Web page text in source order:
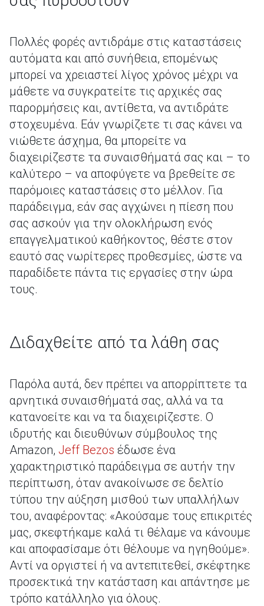
Πολλές φορές αντιδράμε στις καταστάσεις
αυτόματα και από συνήθεια, επομένως
μπορεί να χρειαστεί λίγος χρόνος μέχρι να
μάθετε να συγκρατείτε τις αρχικές σας
παρορμήσεις και, αντίθετα, να αντιδράτε
στοχευμένα. Εάν γνωρίζετε τι σας κάνει να
νιώθετε άσχημα, θα μπορείτε να
διαχειρίζεστε τα συναισθήματά σας και – το
καλύτερο – να αποφύγετε να βρεθείτε σε
παρόμοιες καταστάσεις στο μέλλον. Για
παράδειγμα, εάν σας αγχώνει η πίεση που
σας ασκούν για την ολοκλήρωση ενός
επαγγελματικού καθήκοντος, θέστε στον
εαυτό σας νωρίτερες προθεσμίες, ώστε να
παραδίδετε πάντα τις εργασίες στην ώρα
τους.
Διδαχθείτε από τα λάθη σας
Παρόλα αυτά, δεν πρέπει να απορρίπτετε τα
αρνητικά συναισθήματά σας, αλλά να τα
κατανοείτε και να τα διαχειρίζεστε. Ο
ιδρυτής και διευθύνων σύμβουλος της
Amazon, Jeff Bezos έδωσε ένα
χαρακτηριστικό παράδειγμα σε αυτήν την
περίπτωση, όταν ανακοίνωσε σε δελτίο
τύπου την αύξηση μισθού των υπαλλήλων
του, αναφέροντας: «Ακούσαμε τους επικριτές
μας, σκεφτήκαμε καλά τι θέλαμε να κάνουμε
και αποφασίσαμε ότι θέλουμε να ηγηθούμε».
Αντί να οργιστεί ή να αντεπιτεθεί, σκέφτηκε
προσεκτικά την κατάσταση και απάντησε με
τρόπο κατάλληλο για όλους.